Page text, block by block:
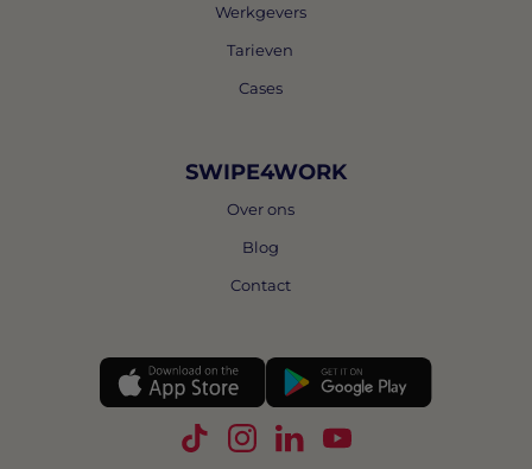
Werkgevers
Tarieven
Cases
SWIPE4WORK
Over ons
Blog
Contact
Volg Swipe4Work op TikTok
Volg Swipe4Work op
Volg Swipe4Work op
Volg Swipe4Work